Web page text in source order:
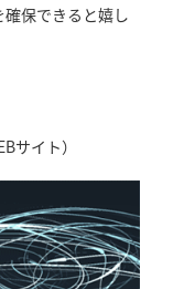
保できると嬉し
サイト）